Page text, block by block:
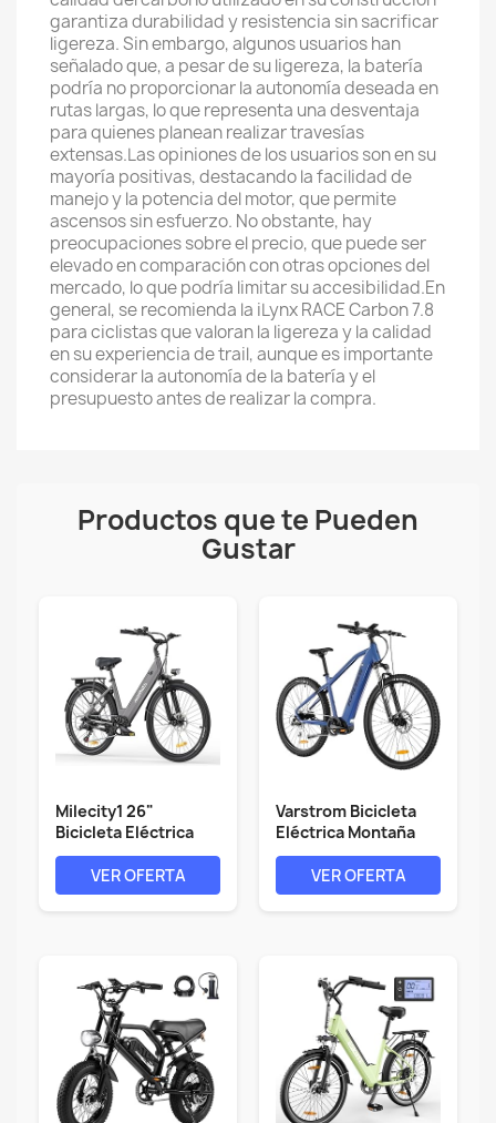
garantiza durabilidad y resistencia sin sacrificar
ligereza. Sin embargo, algunos usuarios han
señalado que, a pesar de su ligereza, la batería
podría no proporcionar la autonomía deseada en
rutas largas, lo que representa una desventaja
para quienes planean realizar travesías
extensas.Las opiniones de los usuarios son en su
mayoría positivas, destacando la facilidad de
manejo y la potencia del motor, que permite
ascensos sin esfuerzo. No obstante, hay
preocupaciones sobre el precio, que puede ser
elevado en comparación con otras opciones del
mercado, lo que podría limitar su accesibilidad.En
general, se recomienda la iLynx RACE Carbon 7.8
para ciclistas que valoran la ligereza y la calidad
en su experiencia de trail, aunque es importante
considerar la autonomía de la batería y el
presupuesto antes de realizar la compra.
Productos que te Pueden
Gustar
Milecity1 26"
Bicicleta Eléctrica
para Adultos,...
VER OFERTA
Varstrom Bicicleta
Eléctrica Montaña
Adultos -...
VER OFERTA